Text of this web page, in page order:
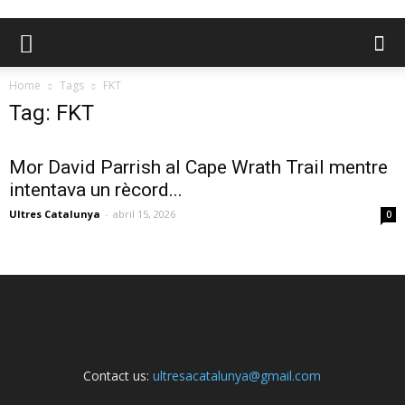
Home Tags FKT
Tag: FKT
Mor David Parrish al Cape Wrath Trail mentre
intentava un rècord...
Ultres Catalunya - abril 15, 2026 0
Contact us:ultresacatalunya@gmail.com